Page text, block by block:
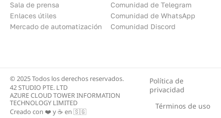
Sala de prensa
Enlaces útiles
Mercado de automatización
Comunidad de Telegram
Comunidad de WhatsApp
Comunidad Discord
© 2025 Todos los derechos reservados.
42 STUDIO PTE. LTD
AZURE CLOUD TOWER INFORMATION
TECHNOLOGY LIMITED
Creado con ❤️ y ☕ en 🇸🇬
Política de
privacidad
Términos de uso